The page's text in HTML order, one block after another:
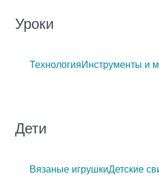
Уроки
ТехнологияИнструменты и
Дети
Вязаные игрушкиДетские